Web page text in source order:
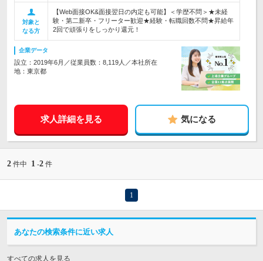
対象と
なる方
【Web面接OK&面接翌日の内定も可能】＜学歴不問＞★未経
験・第二新卒・フリーター歓迎★経験・転職回数不問★昇給年
2回で頑張りをしっかり還元！
企業データ
設立：2019年6月／従業員数：8,119人／本社所在
地：東京都
求人詳細を見る 気になる
2 件中 1 -2 件
1
あなたの検索条件に近い求人
すべての求人を見る